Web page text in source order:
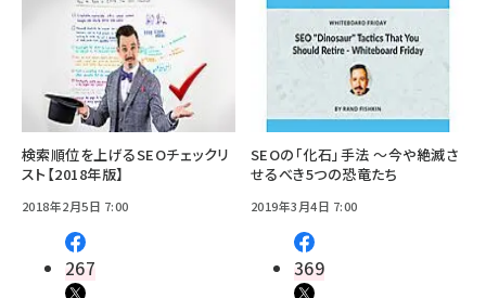
検索順位を上げるSEOチェックリ
スト【2018年版】
2018年2月5日 7:00
267
SEOの「化石」手法 ～今や絶滅さ
せるべき5つの恐竜たち
2019年3月4日 7:00
369